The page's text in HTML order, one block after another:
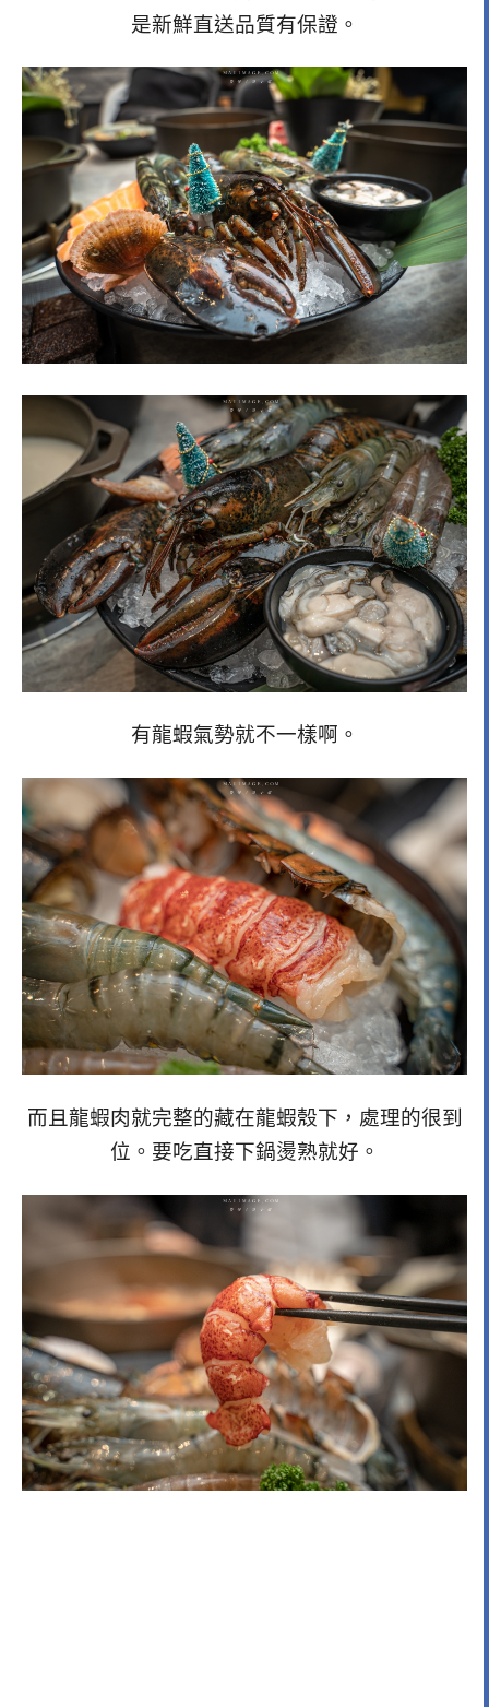
是新鮮直送品質有保證。
有龍蝦氣勢就不一樣啊。
而且龍蝦肉就完整的藏在龍蝦殼下，處理的很到
位。要吃直接下鍋燙熟就好。